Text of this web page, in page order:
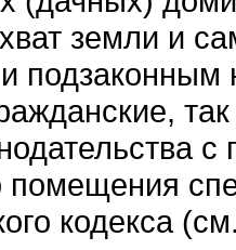
земли и
помещения
кодекса